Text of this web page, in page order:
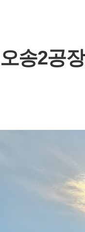
오송2공장